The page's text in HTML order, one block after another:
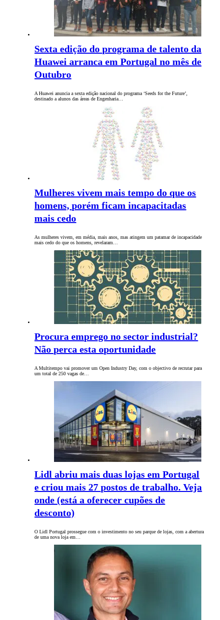
Sexta edição do programa de talento da
Huawei arranca em Portugal no mês de
Outubro
A Huawei anuncia a sexta edição nacional do programa ‘Seeds for the Future’,
destinado a alunos das áreas de Engenharia…
Mulheres vivem mais tempo do que os
homens, porém ficam incapacitadas
mais cedo
As mulheres vivem, em média, mais anos, mas atingem um patamar de incapacidade
mais cedo do que os homens, revelaram…
Procura emprego no sector industrial?
Não perca esta oportunidade
A Multitempo vai promover um Open Industry Day, com o objectivo de recrutar para
um total de 250 vagas de…
Lidl abriu mais duas lojas em Portugal
e criou mais 27 postos de trabalho. Veja
onde (está a oferecer cupões de
desconto)
O Lidl Portugal prossegue com o investimento no seu parque de lojas, com a abertura
de uma nova loja em…